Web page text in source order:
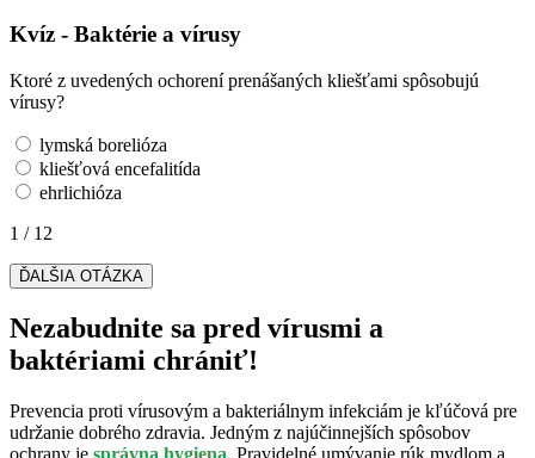
Kvíz - Baktérie a vírusy
Ktoré z uvedených ochorení prenášaných kliešťami spôsobujú
vírusy?
lymská borelióza
kliešťová encefalitída
ehrlichióza
1 / 12
ĎALŠIA OTÁZKA
Nezabudnite sa pred vírusmi a
baktériami chrániť!
Prevencia proti vírusovým a bakteriálnym infekciám je kľúčová pre
udržanie dobrého zdravia. Jedným z najúčinnejších spôsobov
ochrany je správna hygiena. Pravidelné umývanie rúk mydlom a